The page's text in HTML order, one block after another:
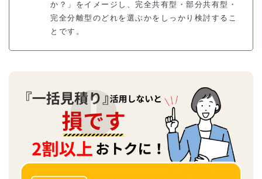
か？」をイメージし、完全共有型・部分共有型・
完全分離型のどれを選ぶかをしっかり検討するこ
とです。